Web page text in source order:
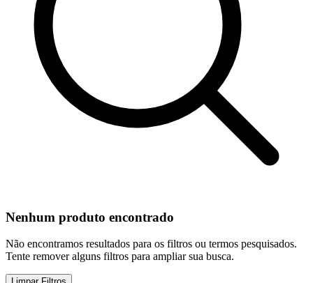
Nenhum produto encontrado
Não encontramos resultados para os filtros ou termos pesquisados.
Tente remover alguns filtros para ampliar sua busca.